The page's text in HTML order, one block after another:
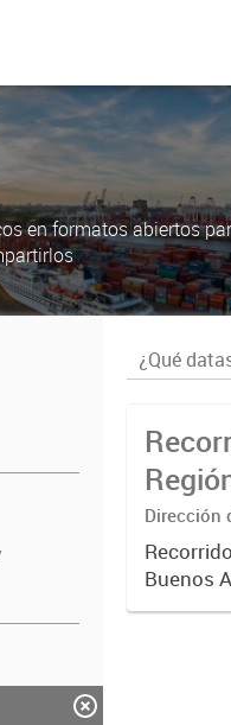
en formatos abiertos
Dirección
Buenos